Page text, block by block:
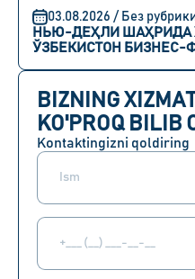
03.08.2026 / Без
НЬЮ-ДЕҲЛИ ШАҲРИДА
ЎЗБЕКИСТОН БИЗНЕС-
BIZNING
KO'PROQ BILIB
Kontaktingizni qoldiring